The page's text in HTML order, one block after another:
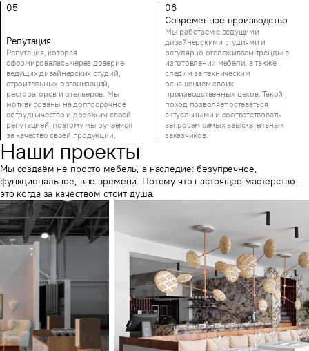
05
Репутация
Репутация, которая
сформировалась через доверие
ведущих дизайнерских студий,
строительных организаций,
рестораторов и отельеров. Мы
мотивированы на долгосрочное
сотрудничество и дорожим своей
репутацией, поэтому мы ручаемся
за качество своей продукции.
06
Современное производство
Мы работаем с ведущими
дизайнерскими студиями и
регулярно отслеживаем тренды в
изготовлении мебели, а также
следим за техническим
оснащением своих
производственных цехов. Такой
поход позволяет оставаться
актуальными и соответствовать
запросам самых взыскательных
заказчиков.
Наши проекты
Мы создаём не просто мебель, а наследие: безупречное,
функциональное, вне времени. Потому что настоящее мастерство —
это когда за качеством стоит душа.